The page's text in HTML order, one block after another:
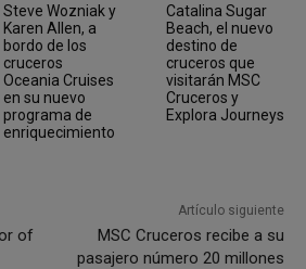
Steve Wozniak y
Karen Allen, a
bordo de los
cruceros
Oceania Cruises
en su nuevo
programa de
enriquecimiento
Catalina Sugar
Beach, el nuevo
destino de
cruceros que
visitarán MSC
Cruceros y
Explora Journeys
of
Artículo siguiente
MSC Cruceros recibe a su
pasajero número 20 millones